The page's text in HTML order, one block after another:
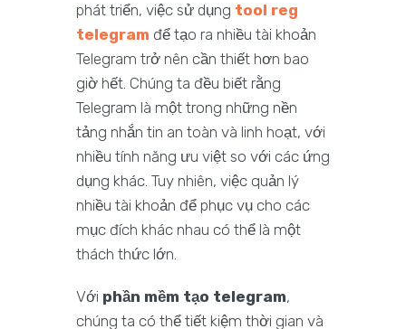
phát triển, việc sử dụng tool reg
telegram để tạo ra nhiều tài khoản
Telegram trở nên cần thiết hơn bao
giờ hết. Chúng ta đều biết rằng
Telegram là một trong những nền
tảng nhắn tin an toàn và linh hoạt, với
nhiều tính năng ưu việt so với các ứng
dụng khác. Tuy nhiên, việc quản lý
nhiều tài khoản để phục vụ cho các
mục đích khác nhau có thể là một
thách thức lớn.
Với phần mềm tạo telegram,
chúng ta có thể tiết kiệm thời gian và